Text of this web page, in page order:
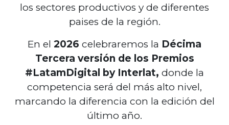
los sectores productivos y de diferentes
paises de la región.
En el 2026 celebraremos la Décima
Tercera versión de los Premios
#LatamDigital by Interlat, donde la
competencia será del más alto nivel,
marcando la diferencia con la edición del
último año.